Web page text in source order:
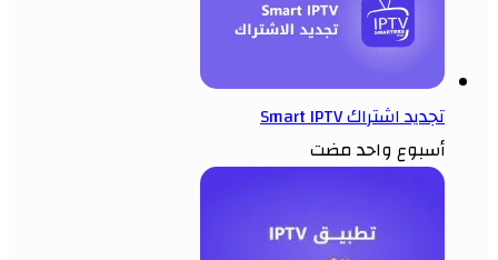
تجديد اشتراك Smart IPTV
أسبوع واحد مضت